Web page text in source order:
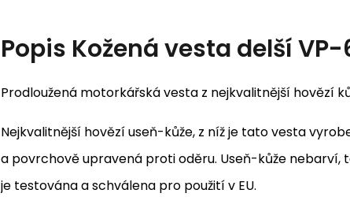
Popis Kožená vesta delší VP-
Prodloužená motorkářská vesta z nejkvalitnější hovězí
Nejkvalitnější hovězí useň-kůže, z níž je tato vesta
a povrchově upravená proti oděru. Useň-kůže
je testována a schválena pro použití v EU.